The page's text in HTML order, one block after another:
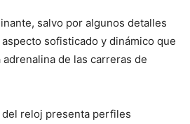
salvo por algunos detalles
sofisticado y dinámico que
de las carreras de
del reloj presenta perfiles